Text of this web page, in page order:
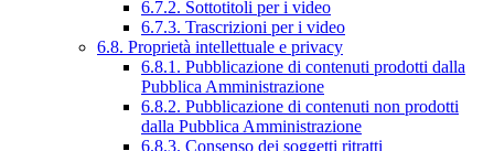
6.7.2. Sottotitoli per i video
6.7.3. Trascrizioni per i video
6.8. Proprietà intellettuale e privacy
6.8.1. Pubblicazione di contenuti prodotti dalla
Pubblica Amministrazione
6.8.2. Pubblicazione di contenuti non prodotti
dalla Pubblica Amministrazione
6.8.3. Consenso dei soggetti ritratti